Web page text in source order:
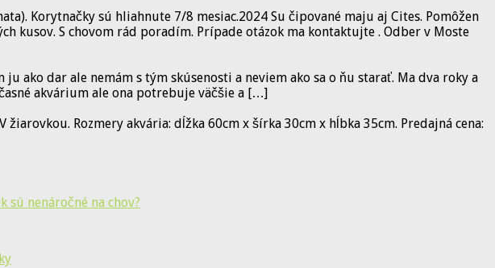
Korytnačky sú hliahnute 7/8 mesiac.2024 Su čipované maju aj Cites. Pomôžen
kusov. S chovom rád poradím. Prípade otázok ma kontaktujte . Odber v Moste
ako dar ale nemám s tým skúsenosti a neviem ako sa o ňu starať. Ma dva roky a
akvárium ale ona potrebuje väčšie a […]
Rozmery akvária: dĺžka 60cm x šírka 30cm x hĺbka 35cm. Predajná cena:
sú nenáročné na chov?